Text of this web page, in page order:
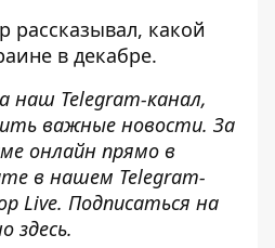
рассказывал, какой
в декабре.
наш Telegram-канал,
важные новости. За
онлайн прямо в
в нашем Telegram-
Live. Подписаться на
здесь.